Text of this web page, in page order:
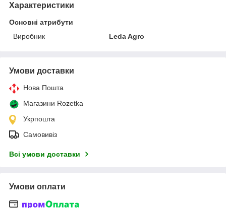
Характеристики
Основні атрибути
Виробник
Leda Agro
Умови доставки
Нова Пошта
Магазини Rozetka
Укрпошта
Самовивіз
Всі умови доставки
Умови оплати